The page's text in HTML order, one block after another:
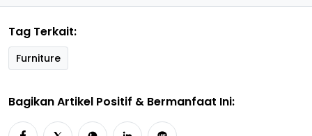
Tag Terkait:
Furniture
Bagikan Artikel Positif & Bermanfaat Ini: